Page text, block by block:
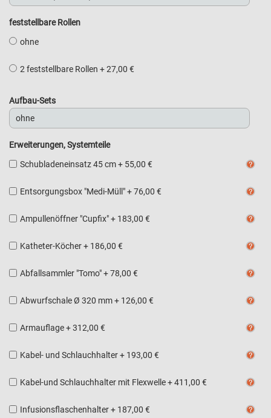
feststellbare Rollen
ohne
2 feststellbare Rollen +27,00 €
Aufbau-Sets
Erweiterungen, Systemteile
Schubladeneinsatz 45 cm+ 55,00 €
Entsorgungsbox "Medi-Müll"+76,00 €
Ampullenöffner "Cupfix"+ 183,00 €
Katheter-Köcher+ 186,00 €
Abfallsammler "Tomo"+78,00 €
Abwurfschale Ø 320 mm+ 126,00 €
Armauflage+312,00 €
Kabel- und Schlauchhalter+ 193,00 €
Kabel-und Schlauchhalter mit Flexwelle+411,00 €
Infusionsflaschenhalter+ 187,00 €